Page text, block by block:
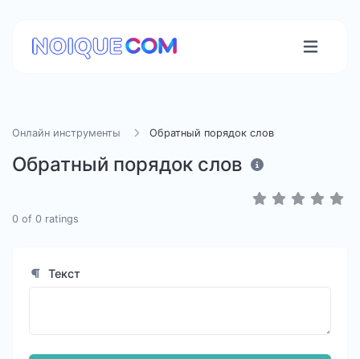
Онлайн инструменты Обратный порядок слов
Обратный порядок слов
0 of 0 ratings
Текст